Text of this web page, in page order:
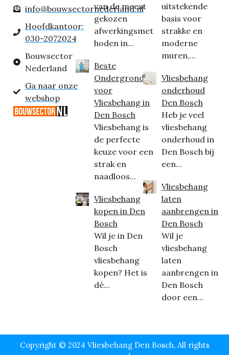
info@bouwsectornederland.nl
Hoofdkantoor:
030-2072024
Bouwsector
Nederland
Ga naar onze
webshop
van de meest
gekozen
afwerkingsmet
hoden in...
Beste
Ondergrond
voor
Vliesbehang in
Den Bosch
Vliesbehang is
de perfecte
keuze voor een
strak en
naadloos...
Vliesbehang
kopen in Den
Bosch
Wil je in Den
Bosch
vliesbehang
kopen? Het is
dé...
uitstekende
basis voor
strakke en
moderne
muren,...
Vliesbehang
onderhoud
Den Bosch
Heb je veel
vliesbehang
onderhoud in
Den Bosch bij
een...
Vliesbehang
laten
aanbrengen in
Den Bosch
Wil je
vliesbehang
laten
aanbrengen in
Den Bosch
door een...
Copyright © 2024 Vliesbehang Den Bosch, All rights